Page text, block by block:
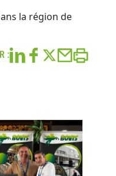
la région de
: